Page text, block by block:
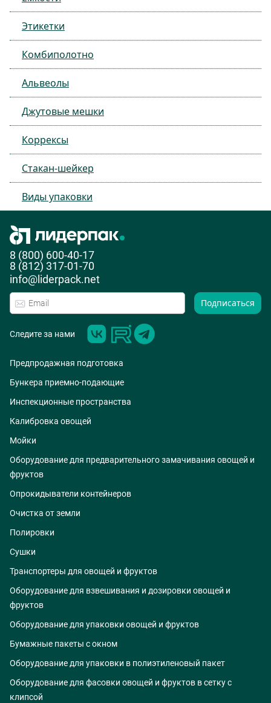
Этикетки
Комбиполотно
Альвеолы
Джутовые мешки
Коррексы
Стакан-шейкер
Виды упаковки
8 (800) 600-40-17
8 (812) 317-01-70
info@liderpack.net
Подписаться
Следите за нами
Предпродажная подготовка
Бункера приемно-подающие
Инспекционные пространства
Калибровка овощей
Мойки
Оборудование для предварительного замачивания овощей и
фруктов
Опрокидыватели контейнеров
Очистка от земли
Полировки
Сушки
Транспортеры для овощей и фруктов
Оборудование для взвешивания и дозировки овощей и
фруктов
Оборудование для упаковки овощей и фруктов
Бумажные пакеты с окном
Оборудование для упаковки в полиэтиленовый пакет
Оборудование для фасовки овощей и фруктов в сетку с
клипсой